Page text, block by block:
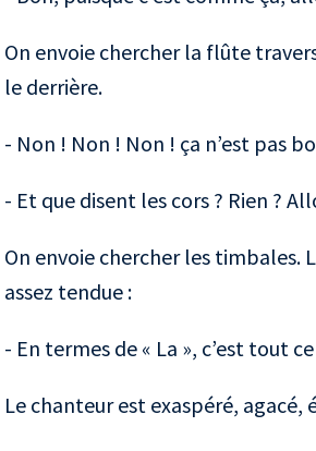
On envoie chercher la flûte
le derrière.
- Non ! Non ! Non ! ça n’est pas
- Et que disent les cors ? Rien ?
On envoie chercher les timbales.
assez tendue :
- En termes de « La », c’est tout
Le chanteur est exaspéré,